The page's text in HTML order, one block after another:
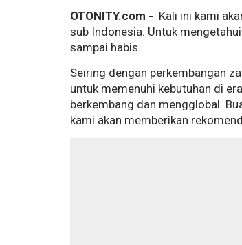
OTONITY.com - Kali ini kami
sub Indonesia. Untuk
sampai habis.
Seiring dengan perkembangan
untuk memenuhi kebutuhan di
berkembang dan mengglobal.
kami akan memberikan